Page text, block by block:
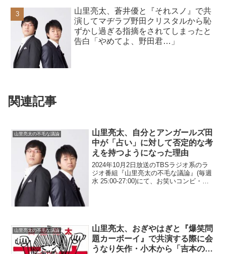
山里亮太、蒼井優と『それスノ』で共
演してマヂラブ野田クリスタルから恥
ずかし過ぎる指摘をされてしまったと
告白「やめてよ、野田君…」
関連記事
山里亮太の不毛な議論
山里亮太、自分とアンガールズ田
中が「占い」に対して否定的な考
えを持つようになった理由
2024年10月2日放送のTBSラジオ系のラ
ジオ番組『山里亮太の不毛な議論』(毎週
水 25:00-27:00)にて、お笑いコンビ・南
山里亮太の不毛な議論
山里亮太、おぎやはぎと『爆笑問
題カーボーイ』で共演する際に会
うなり矢作・小木から「吉本のゴ